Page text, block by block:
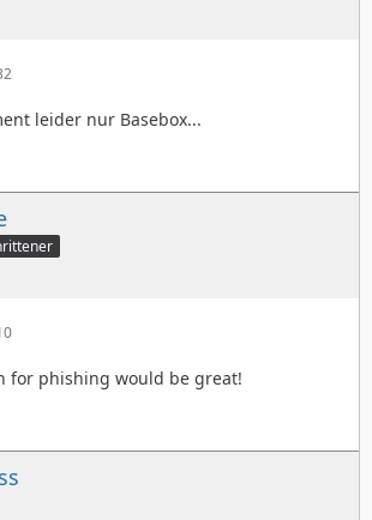
leider nur Basebox...
for phishing would be great!